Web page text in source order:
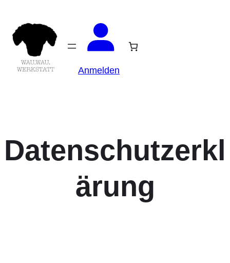
Anmelden
Datenschutzerkl
ärung